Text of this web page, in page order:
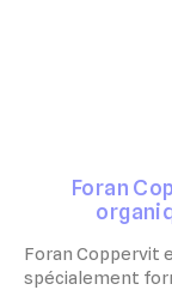
Foran
Foran Coppervit
spécialement